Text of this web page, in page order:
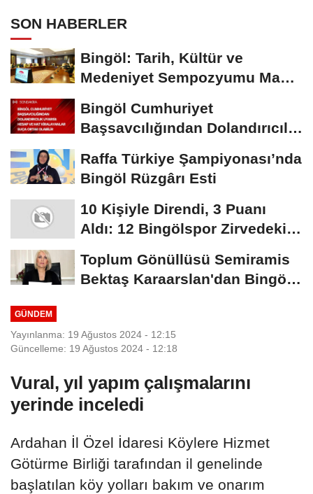
SON HABERLER
Bingöl: Tarih, Kültür ve
Medeniyet Sempozyumu Mayıs
Bingöl Cumhuriyet
Başsavcılığından Dolandırıcılık
Raffa Türkiye Şampiyonası’nda
Bingöl Rüzgârı Esti
10 Kişiyle Direndi, 3 Puanı
Aldı: 12 Bingölspor Zirvedeki
Toplum Gönüllüsü Semiramis
Bektaş Karaarslan'dan Bingöl
GÜNDEM
Yayınlanma: 19 Ağustos 2024 - 12:15
Güncelleme: 19 Ağustos 2024 - 12:18
Vural, yıl yapım çalışmalarını
yerinde inceledi
Ardahan İl Özel İdaresi Köylere Hizmet
Götürme Birliği tarafından il genelinde
başlatılan köy yolları bakım ve onarım